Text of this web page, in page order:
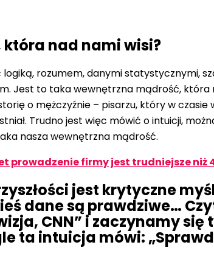
nad nami wisi?
rozumem, danymi statystycznymi,
Jest to taka wewnętrzna mądrość, która
o mężczyźnie – pisarzu, który w czasie
Trudno jest więc mówić o intuicji,
nasza wewnętrzna mądrość.
prowadzenie firmy jest trudniejsze
jest krytyczne
dane są prawdziwe…
CNN” i zaczynamy
ta intuicja mówi: